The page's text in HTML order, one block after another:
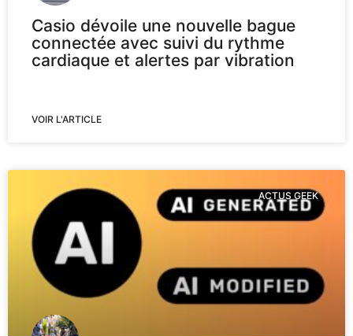
Casio dévoile une nouvelle bague
connectée avec suivi du rythme
cardiaque et alertes par vibration
VOIR L'ARTICLE
ACTUS GEEK